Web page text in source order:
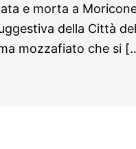
e morta a
della Città
mozzafiato che si